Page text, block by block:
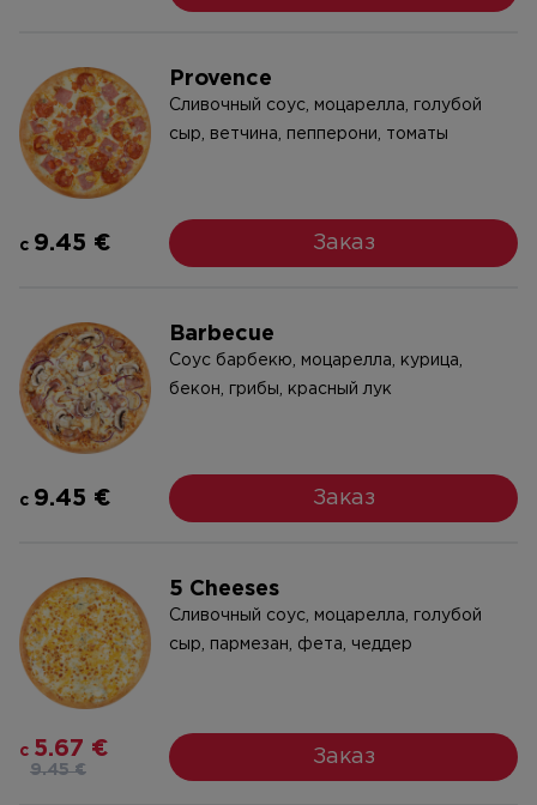
Provence
Cливочный соус, моцарелла, голубой
сыр, ветчина, пепперони, томаты
c 9.45 € Заказ
Barbecue
Cоус барбекю, моцарелла, курица,
бекон, грибы, красный лук
c 9.45 € Заказ
5 Cheeses
Cливочный соус, моцарелла, голубой
сыр, пармезан, фета, чeддeр
c 5.67 €
9.45 €
Заказ